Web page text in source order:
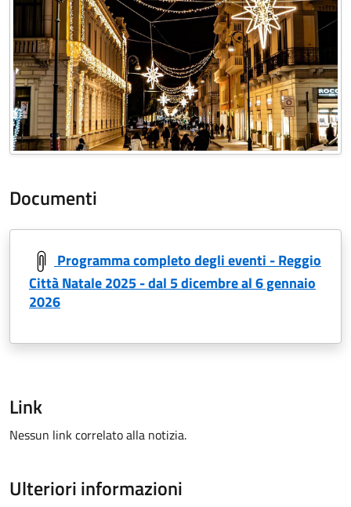
Documenti
Programma completo degli eventi - Reggio
Città Natale 2025 - dal 5 dicembre al 6 gennaio
2026
Link
Nessun link correlato alla notizia.
Ulteriori informazioni